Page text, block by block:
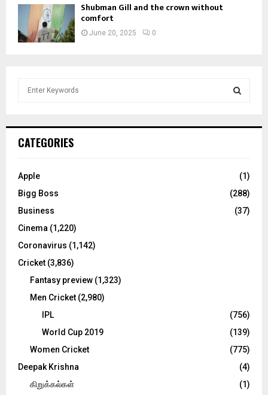
Shubman Gill and the crown without
comfort
June 20, 2025 0
h
o
:
C
CATEGORIES
Apple
(1)
Bigg Boss
(288)
Business
(37)
Cinema (1,220)
Coronavirus (1,142)
Cricket (3,836)
Fantasy preview (1,323)
Men Cricket (2,980)
IPL
(756)
World Cup 2019
(139)
Women Cricket
(775)
Deepak Krishna
(4)
கிறுக்கல்கள்
(1)